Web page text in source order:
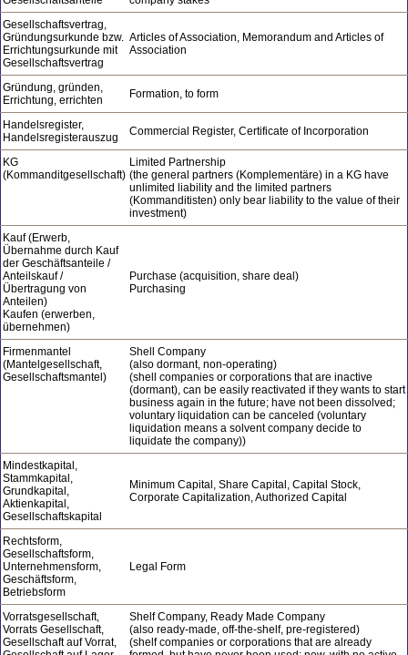
Gesellschaftsvertrag,
Gründungsurkunde bzw.
Errichtungsurkunde mit
Gesellschaftsvertrag
Articles of Association, Memorandum and Articles of
Association
Gründung, gründen,
Errichtung, errichten
Formation, to form
Handelsregister,
Handelsregisterauszug
Commercial Register, Certificate of Incorporation
KG
(Kommanditgesellschaft)
Limited Partnership
(the general partners (Komplementäre) in a KG have
unlimited liability and the limited partners
(Kommanditisten) only bear liability to the value of their
investment)
Kauf (Erwerb,
Übernahme durch Kauf
der Geschäftsanteile /
Anteilskauf /
Übertragung von
Anteilen)
Kaufen (erwerben,
übernehmen)
Purchase (acquisition, share deal)
Purchasing
Firmenmantel
(Mantelgesellschaft,
Gesellschaftsmantel)
Shell Company
(also dormant, non-operating)
(shell companies or corporations that are inactive
(dormant), can be easily reactivated if they wants to start
business again in the future; have not been dissolved;
voluntary liquidation can be canceled (voluntary
liquidation means a solvent company decide to
liquidate the company))
Mindestkapital,
Stammkapital,
Grundkapital,
Aktienkapital,
Gesellschaftskapital
Minimum Capital, Share Capital, Capital Stock,
Corporate Capitalization, Authorized Capital
Rechtsform,
Gesellschaftsform,
Unternehmensform,
Geschäftsform,
Betriebsform
Legal Form
Vorratsgesellschaft,
Vorrats Gesellschaft,
Gesellschaft auf Vorrat,
Shelf Company, Ready Made Company
(also ready-made, off-the-shelf, pre-registered)
(shelf companies or corporations that are already